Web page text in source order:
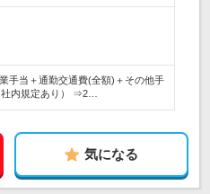
手当＋通勤交通費(全額)＋その他手
内規定あり） ⇒2…
気になる